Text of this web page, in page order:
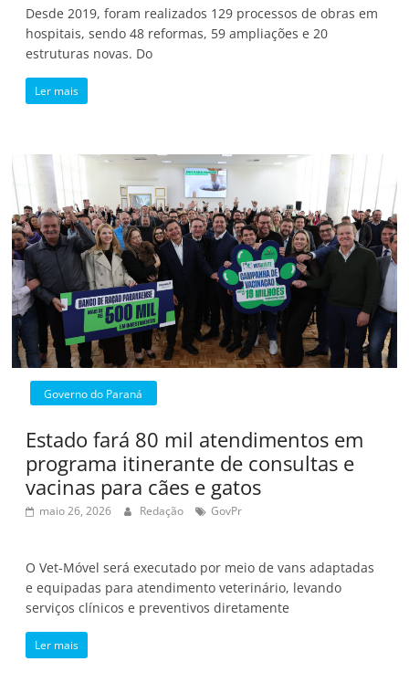
Desde 2019, foram realizados 129 processos de obras em
hospitais, sendo 48 reformas, 59 ampliações e 20
estruturas novas. Do
Ler mais
Governo do Paraná
Estado fará 80 mil atendimentos em
programa itinerante de consultas e
vacinas para cães e gatos
maio 26, 2026 Redação GovPr
O Vet-Móvel será executado por meio de vans adaptadas
e equipadas para atendimento veterinário, levando
serviços clínicos e preventivos diretamente
Ler mais